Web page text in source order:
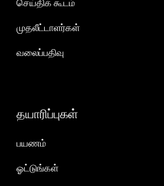
செய்திக் கூடம்
முதலீட்டாளர்கள்
வலைப்பதிவு
தயாரிப்புகள்
பயணம்
ஓட்டுங்கள்